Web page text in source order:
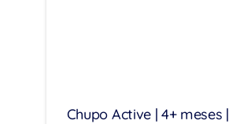
Chupo Active | 4+ meses |